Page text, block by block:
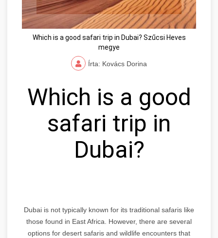
Which is a good safari trip in Dubai? Szűcsi Heves
megye
Írta: Kovács Dorina
Which is a good
safari trip in
Dubai?
Dubai is not typically known for its traditional safaris like
those found in East Africa. However, there are several
options for desert safaris and wildlife encounters that